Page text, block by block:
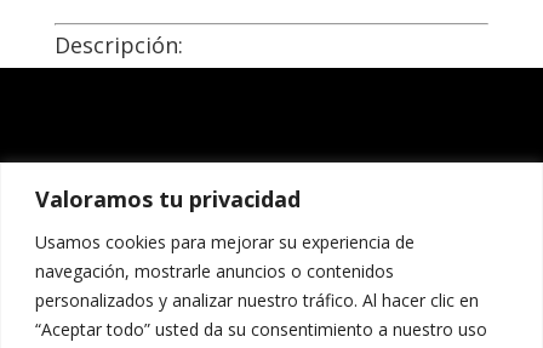
Valoramos tu privacidad
Usamos cookies para mejorar su experiencia de
navegación, mostrarle anuncios o contenidos
personalizados y analizar nuestro tráfico. Al hacer clic en
“Aceptar todo” usted da su consentimiento a nuestro uso
Descripción: